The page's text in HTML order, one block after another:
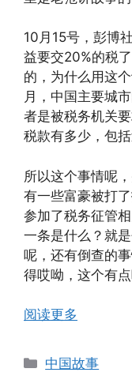
10月15号，彭博
益要交20%的税
的，为什么用这
月，中国主要城
者是被税务机关
税款有多少，包
所以这个事情呢
有一些富豪被打
参加了税务征管
一条是什么？就
呢，还有倒查的
得哎呦，这个有点
阅读更多
分
中国故事